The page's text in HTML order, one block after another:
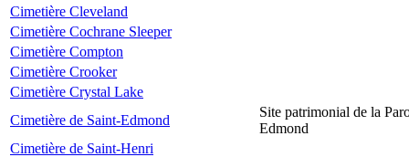
Cimetière Cleveland
Cimetière Cochrane Sleeper
Cimetière Compton
Cimetière Crooker
Cimetière Crystal Lake
Cimetière de Saint-Edmond
Site patrimonial de la
Edmond
Cimetière de Saint-Henri